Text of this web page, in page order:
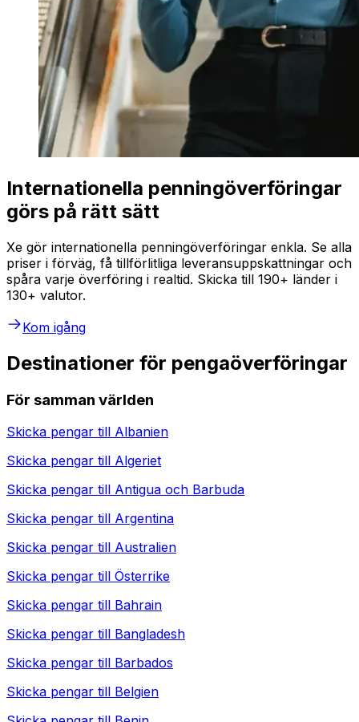
Internationella penningöverföringar
görs på rätt sätt
Xe gör internationella penningöverföringar enkla. Se alla
priser i förväg, få tillförlitliga leveransuppskattningar och
spåra varje överföring i realtid. Skicka till 190+ länder i
130+ valutor.
Kom igång
Destinationer för pengaöverföringar
För samman världen
Skicka pengar till Albanien
Skicka pengar till Algeriet
Skicka pengar till Antigua och Barbuda
Skicka pengar till Argentina
Skicka pengar till Australien
Skicka pengar till Österrike
Skicka pengar till Bahrain
Skicka pengar till Bangladesh
Skicka pengar till Barbados
Skicka pengar till Belgien